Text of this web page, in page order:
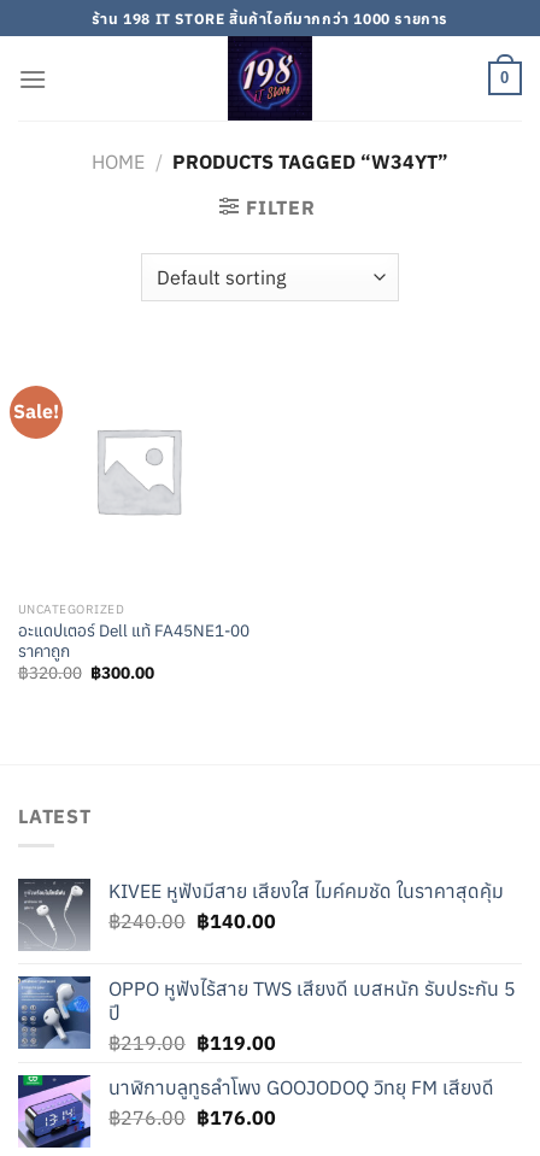
to
content
ร้าน 198 IT STORE สิ้นค้าไอทีมากกว่า 1000 รายการ
0
HOME / PRODUCTS TAGGED “W34YT”
FILTER
Sale!
UNCATEGORIZED
อะแดปเตอร์ Dell แท้ FA45NE1-00
ราคาถูก
฿320.00 Original
price
฿300.00Current
LATEST
KIVEE หูฟังมีสาย เสียงใส ไมค์คมชัด ในราคาสุดคุ้ม
฿240.00 Original
฿240.00.
฿140.00Current
฿140.00.
OPPO หูฟังไร้สาย TWS เสียงดี เบสหนัก รับประกัน 5
ปี
฿219.00 Original
was:
฿219.00.
฿119.00Current
is:
฿119.00.
นาฬิกาบลูทูธลำโพง GOOJODOQ วิทยุ FM เสียงดี
฿276.00 Original
฿176.00Current